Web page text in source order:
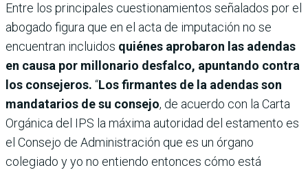
Entre los principales cuestionamientos señalados por el
abogado figura que en el acta de imputación no se
encuentran incluidos quiénes aprobaron las adendas
en causa por millonario desfalco, apuntando contra
los consejeros. “Los firmantes de la adendas son
mandatarios de su consejo, de acuerdo con la Carta
Orgánica del IPS la máxima autoridad del estamento es
el Consejo de Administración que es un órgano
colegiado y yo no entiendo entonces cómo está